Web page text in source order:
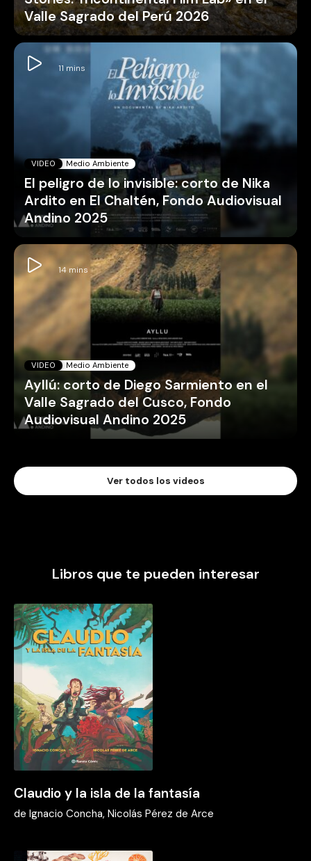
Valle Sagrado del Perú 2026
VIDEO Medio Ambiente
El peligro de lo invisible: corto de Nika
Ardito en El Chaltén, Fondo Audiovisual
Andino 2025
VIDEO Medio Ambiente
Ayllú: corto de Diego Sarmiento en el
Valle Sagrado del Cusco, Fondo
Audiovisual Andino 2025
Ver todos los videos
Libros que te pueden interesar
Claudio y la isla de la fantasía
de Ignacio Concha, Nicolás Pérez de Arce